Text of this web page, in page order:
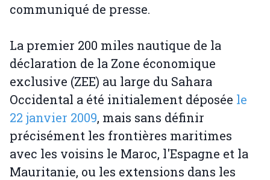
communiqué de presse.
La premier 200 miles nautique de la
déclaration de la Zone économique
exclusive (ZEE) au large du Sahara
Occidental a été initialement déposée le
22 janvier 2009, mais sans définir
précisément les frontières maritimes
avec les voisins le Maroc, l'Espagne et la
Mauritanie, ou les extensions dans les